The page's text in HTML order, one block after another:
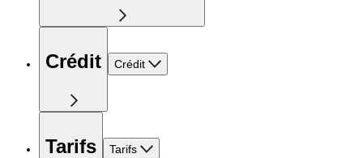
Crédit Crédit
Tarifs Tarifs